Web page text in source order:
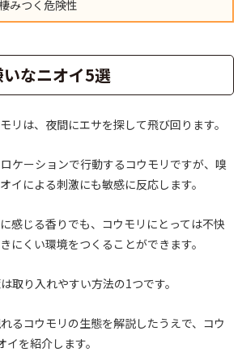
みつく危険性
なニオイ5選
リは、夜間にエサを探して飛び回ります。
ケーションで行動するコウモリですが、嗅
イによる刺激にも敏感に反応します。
感じる香りでも、コウモリにとっては不快
にくい環境をつくることができます。
取り入れやすい方法の1つです。
るコウモリの生態を解説したうえで、コウ
を紹介します。